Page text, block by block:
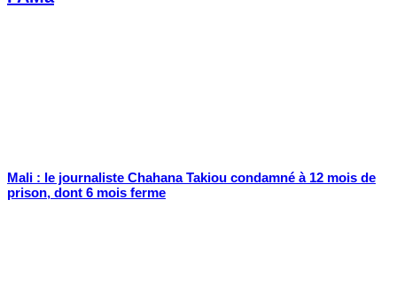
Mali : le journaliste Chahana Takiou condamné à 12 mois de
prison, dont 6 mois ferme